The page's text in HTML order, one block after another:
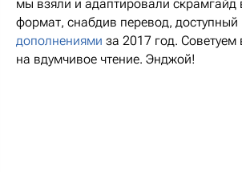
мы взяли и адаптировали скрамгайд
формат, снабдив перевод, доступный
дополнениями за 2017 год. Советуем
на вдумчивое чтение. Энджой!